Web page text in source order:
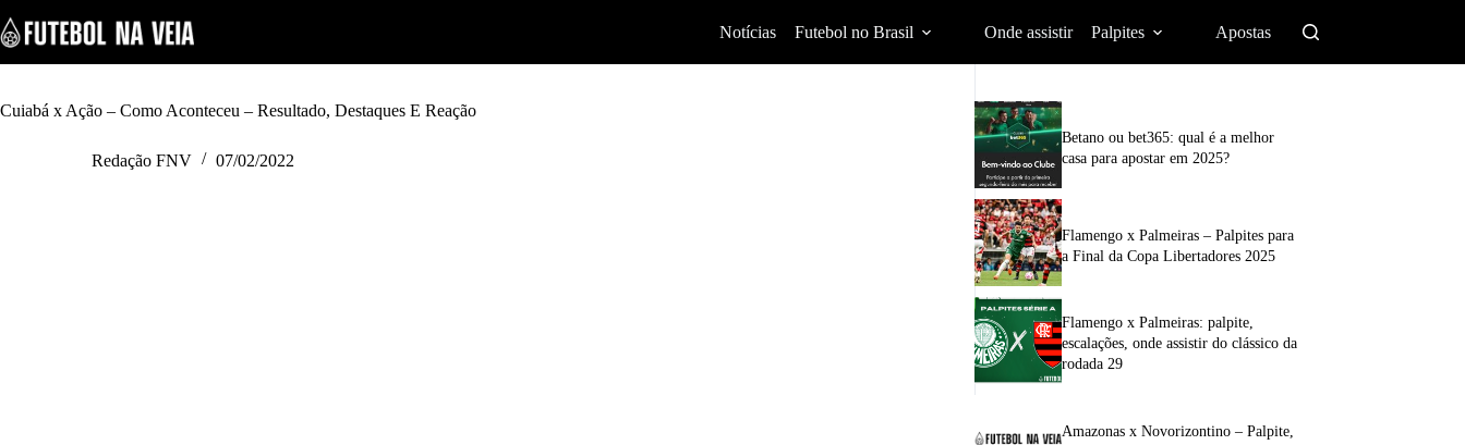
k
i
p
o
Notícias Futebol no Brasil Onde assistir Palpites Apostas
Cuiabá x Ação – Como Aconteceu – Resultado, Destaques E Reação
Redação FNV 07/02/2022
Betano ou bet365: qual é a melhor
casa para apostar em 2025?
Flamengo x Palmeiras – Palpites para
a Final da Copa Libertadores 2025
Flamengo x Palmeiras: palpite,
escalações, onde assistir do clássico da
rodada 29
Amazonas x Novorizontino – Palpite,